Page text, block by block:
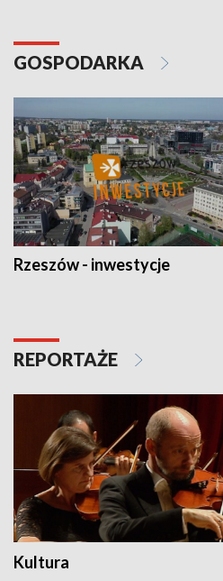
GOSPODARKA
Rzeszów - inwestycje
REPORTAŻE
Kultura